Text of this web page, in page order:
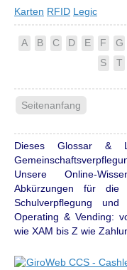
Karten RFID Legic
A B C D E F G
S
T
Seitenanfang
Dieses Glossar
Unsere Online-
Abkürzungen für die
Schulverpflegung
Operating & Vending:
wie XAM bis Z wie